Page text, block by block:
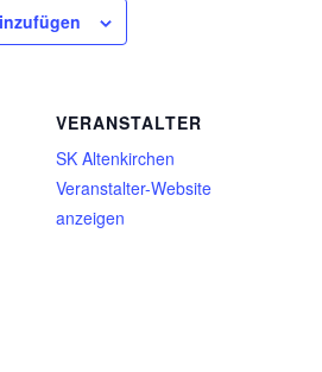
VERANSTALTER
SK Altenkirchen
Veranstalter-Website
anzeigen